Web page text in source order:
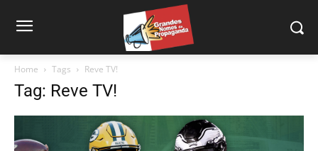
Home Tags Reve TV!
Tag: Reve TV!